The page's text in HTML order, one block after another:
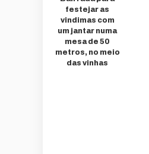
festejar as
vindimas com
um jantar numa
mesa de 50
metros, no meio
das vinhas